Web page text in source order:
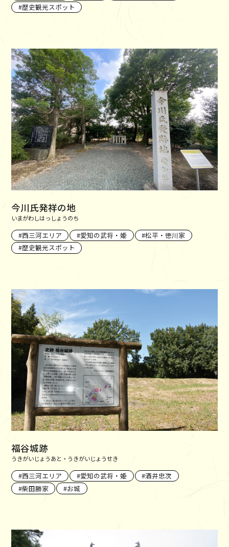
歴史観光スポット
今川氏発祥の地
いまがわしはっしょうのち
西三河エリア 愛知の武将・姫
松平・徳川家
歴史観光スポット
福谷城跡
うきがいじょうあと・うきがいじょうせき
西三河エリア 愛知の武将・姫
酒井忠次
柴田勝家
お城